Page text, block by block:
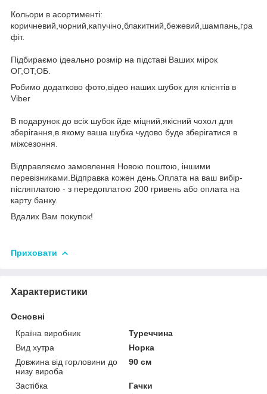
Кольори в асортименті:
коричневий,чорний,капучіно,блакитний,бежевий,шампань,гра
фіт.
Підбираємо ідеально розмір на підставі Ваших мірок
ОГ,ОТ,ОБ.
Робимо додатково фото,відео наших шубок для клієнтів в
Viber
В подарунок до всіх шубок йде міцний,якісний чохол для
зберігання,в якому ваша шубка чудово буде зберігатися в
міжсезоння.
Відправляємо замовлення Новою поштою, іншими
перевізниками.Відправка кожен день.Оплата на ваш вибір-
післяплатою - з передоплатою 200 гривень або оплата на
карту банку.
Вдалих Вам покупок!
Приховати
Характеристики
Основні
Країна виробник
Туреччина
Вид хутра
Норка
Довжина від горловини до
низу вироба
90 см
Застібка
Гачки